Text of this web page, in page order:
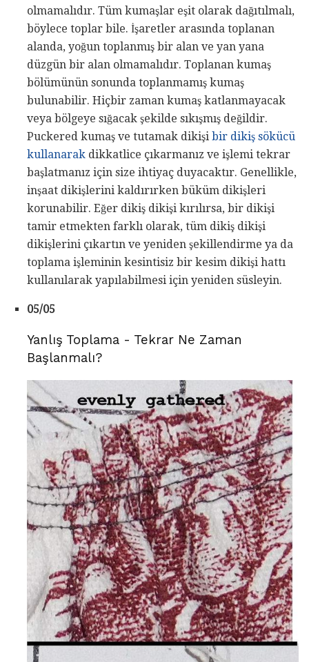
olmamalıdır. Tüm kumaşlar eşit olarak dağıtılmalı,
böylece toplar bile. İşaretler arasında toplanan
alanda, yoğun toplanmış bir alan ve yan yana
düzgün bir alan olmamalıdır. Toplanan kumaş
bölümünün sonunda toplanmamış kumaş
bulunabilir. Hiçbir zaman kumaş katlanmayacak
veya bölgeye sığacak şekilde sıkışmış değildir.
Puckered kumaş ve tutamak dikişi bir dikiş sökücü
kullanarak dikkatlice çıkarmanız ve işlemi tekrar
başlatmanız için size ihtiyaç duyacaktır. Genellikle,
inşaat dikişlerini kaldırırken büküm dikişleri
korunabilir. Eğer dikiş dikişi kırılırsa, bir dikişi
tamir etmekten farklı olarak, tüm dikiş dikişi
dikişlerini çıkartın ve yeniden şekillendirme ya da
toplama işleminin kesintisiz bir kesim dikişi hattı
kullanılarak yapılabilmesi için yeniden süsleyin.
05/05
Yanlış Toplama - Tekrar Ne Zaman
Başlanmalı?